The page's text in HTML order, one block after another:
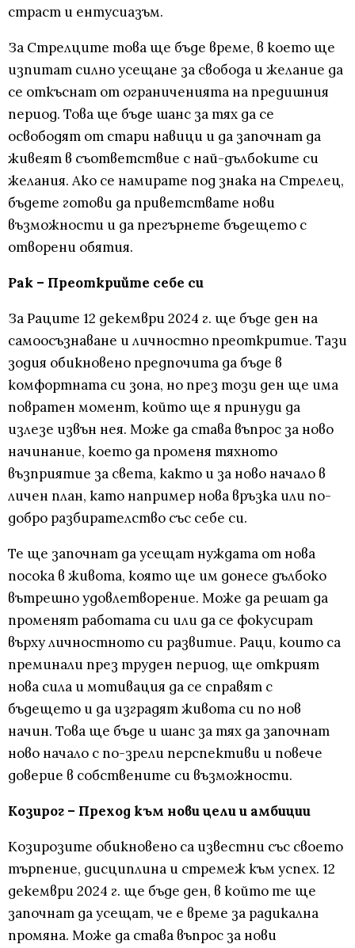
страст и ентусиазъм.
За Стрелците това ще бъде време, в което ще
изпитат силно усещане за свобода и желание да
се откъснат от ограниченията на предишния
период. Това ще бъде шанс за тях да се
освободят от стари навици и да започнат да
живеят в съответствие с най-дълбоките си
желания. Ако се намирате под знака на Стрелец,
бъдете готови да приветствате нови
възможности и да прегърнете бъдещето с
отворени обятия.
Рак – Преоткрийте себе си
За Раците 12 декември 2024 г. ще бъде ден на
самоосъзнаване и личностно преоткритие. Тази
зодия обикновено предпочита да бъде в
комфортната си зона, но през този ден ще има
повратен момент, който ще я принуди да
излезе извън нея. Може да става въпрос за ново
начинание, което да променя тяхното
възприятие за света, както и за ново начало в
личен план, като например нова връзка или по-
добро разбирателство със себе си.
Те ще започнат да усещат нуждата от нова
посока в живота, която ще им донесе дълбоко
вътрешно удовлетворение. Може да решат да
променят работата си или да се фокусират
върху личностното си развитие. Раци, които са
преминали през труден период, ще открият
нова сила и мотивация да се справят с
бъдещето и да изградят живота си по нов
начин. Това ще бъде и шанс за тях да започнат
ново начало с по-зрели перспективи и повече
доверие в собствените си възможности.
Козирог – Преход към нови цели и амбиции
Козирозите обикновено са известни със своето
търпение, дисциплина и стремеж към успех. 12
декември 2024 г. ще бъде ден, в който те ще
започнат да усещат, че е време за радикална
промяна. Може да става въпрос за нови